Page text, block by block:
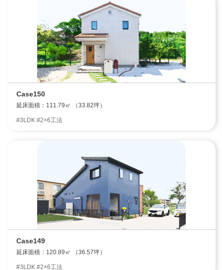
Case150
延床面積：111.79㎡ （33.82坪）
#3LDK #2×6工法
Case149
延床面積：120.89㎡ （36.57坪）
#3LDK #2×6工法